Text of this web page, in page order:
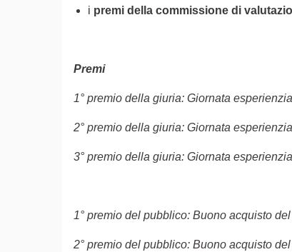
i premi della commissione di
Premi
1° premio della giuria: Giornata
2° premio della giuria: Giornata
3° premio della giuria: Giornata
1° premio del pubblico: Buono acquisto
2° premio del pubblico: Buono acquisto